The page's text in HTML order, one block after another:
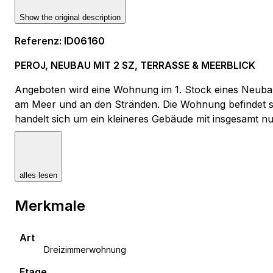
Show the original description
Referenz: ID06160
PEROJ, NEUBAU MIT 2 SZ, TERRASSE & MEERBLICK
Angeboten wird eine Wohnung im 1. Stock eines
am Meer und an den Stränden. Die Wohnung befindet
handelt sich um ein kleineres Gebäude mit insgesamt
Wohngefühl sorgt. Die Wohnung ist durchdacht
Die Wohnung umfasst einen offenen Wohn-/
überdachte Terrasse mit einer anrechenbaren Fläche
Fußbodenheizung mit Thermostaten im Wohnbereich
Keramikfliesen 1. Klasse sowie hochwertiges Laminat
Auswahl aus mehreren Fliesen- und Laminatvarianten
alles lesen
Merkmale
Art
Dreizimmerwohnung